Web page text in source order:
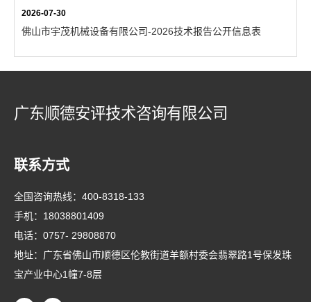
2026-07-30
佛山市宇茂机械设备有限公司-2026技术报告公开信息表
广东顺德安评技术咨询有限公司
联系方式
全国咨询热线： 400-8318-133
手机： 18038801409
电话： 0757- 29808870
地址：广东省佛山市顺德区伦教街道羊额村委会翡翠路1号保发珠
宝产业中心1幢7-8层